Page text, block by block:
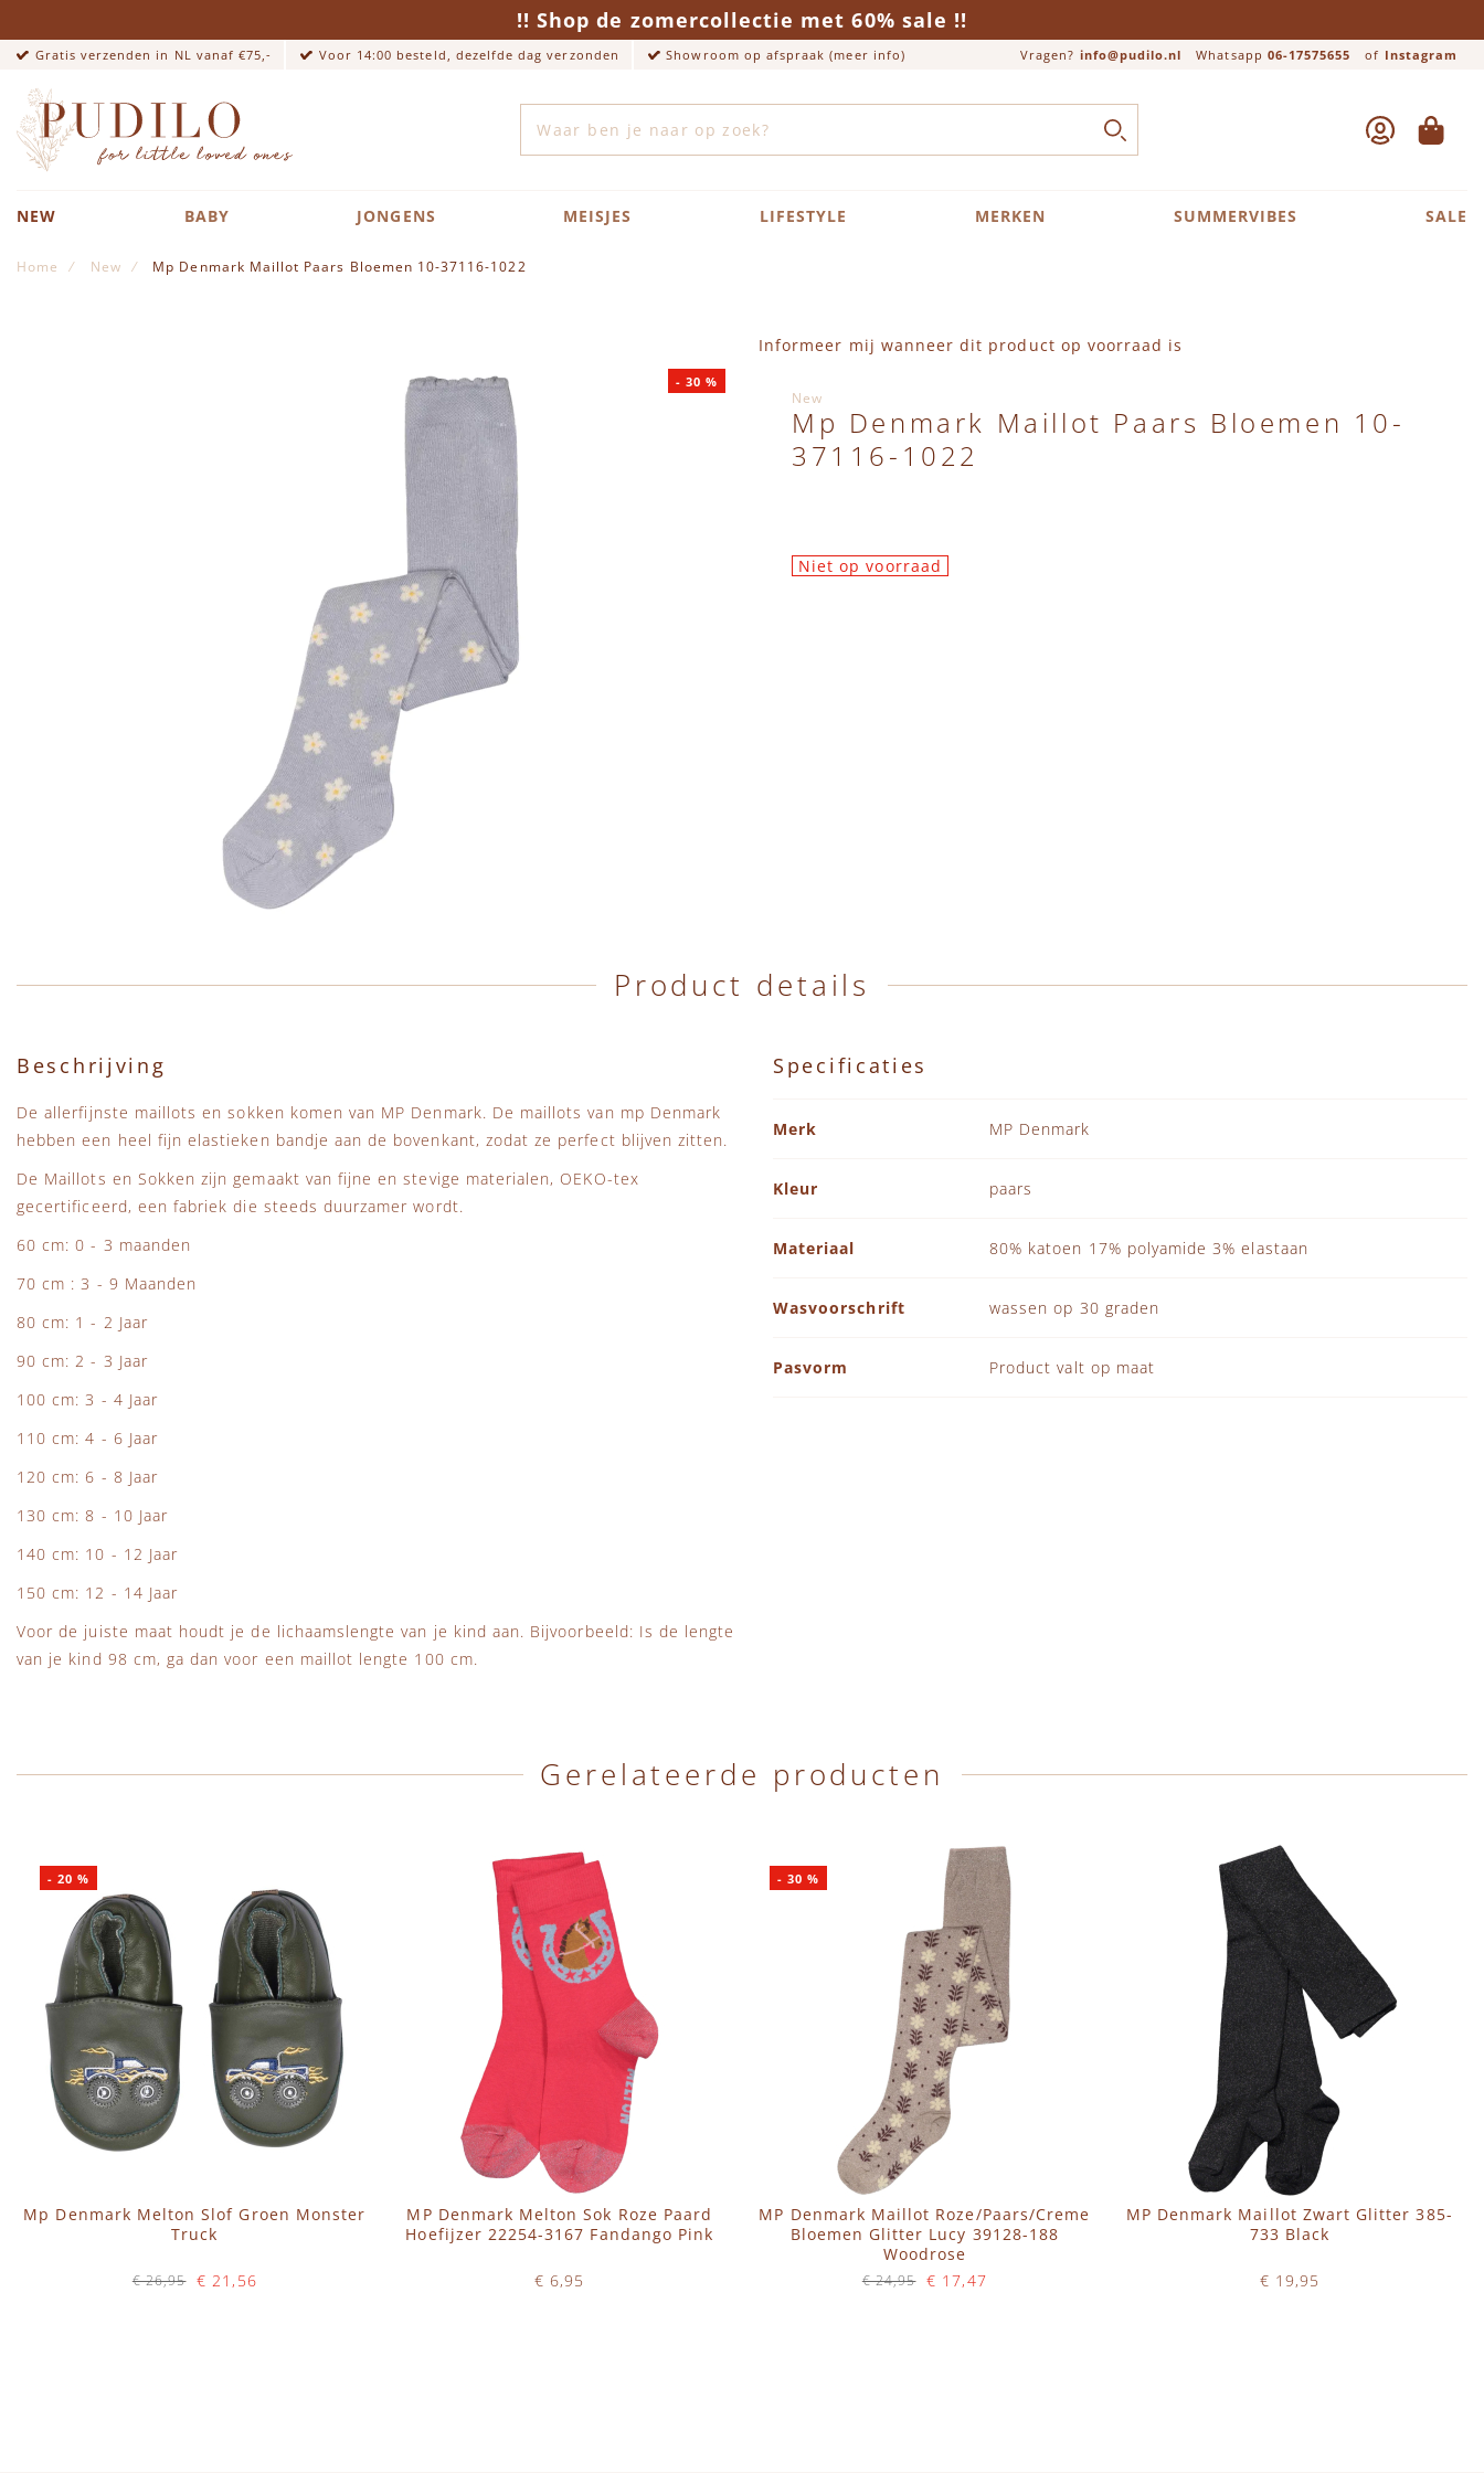
!! Shop de zomercollectie met 60% sale !!
Gratis verzenden in NL vanaf €75,- Voor 14:00 besteld, dezelfde dag verzonden Showroom op afspraak (meer info) Vragen? info@pudilo.nl Whatsapp 06-17575655 of Instagram
Close search
ZOEK ACCOUNT
NEW BABY JONGENS MEISJES LIFESTYLE MERKEN SUMMERVIBES SALE
Home New Mp Denmark Maillot Paars Bloemen 10-37116-1022
Ga naar het einde van de afbeeldingen-gallerij - 30 %
Informeer mij wanneer dit product op voorraad is
New
Mp Denmark Maillot Paars Bloemen 10-
37116-1022
Niet op voorraad
Product details
Beschrijving
De allerfijnste maillots en sokken komen van MP Denmark. De maillots van mp Denmark
hebben een heel fijn elastieken bandje aan de bovenkant, zodat ze perfect blijven zitten.
De Maillots en Sokken zijn gemaakt van fijne en stevige materialen, OEKO-tex
gecertificeerd, een fabriek die steeds duurzamer wordt.
60 cm: 0 - 3 maanden
70 cm : 3 - 9 Maanden
80 cm: 1 - 2 Jaar
90 cm: 2 - 3 Jaar
100 cm: 3 - 4 Jaar
110 cm: 4 - 6 Jaar
120 cm: 6 - 8 Jaar
130 cm: 8 - 10 Jaar
140 cm: 10 - 12 Jaar
150 cm: 12 - 14 Jaar
Voor de juiste maat houdt je de lichaamslengte van je kind aan. Bijvoorbeeld: Is de lengte
van je kind 98 cm, ga dan voor een maillot lengte 100 cm.
Specificaties
Merk
MP Denmark
Kleur paars
Materiaal 80% katoen 17% polyamide 3% elastaan
Wasvoorschrift wassen op 30 graden
Pasvorm Product valt op maat
Gerelateerde producten
Mp Denmark Melton Slof Groen Monster
Truck
€ 21,56
€ 26,95
-20 %
MP Denmark Melton Sok Roze Paard
Hoefijzer 22254-3167 Fandango Pink
€ 6,95
MP Denmark Maillot Roze/Paars/Creme
Bloemen Glitter Lucy 39128-188
Woodrose
€ 17,47
€ 24,95
-30 %
MP Denmark Maillot Zwart Glitter 385-
733 Black
€ 19,95